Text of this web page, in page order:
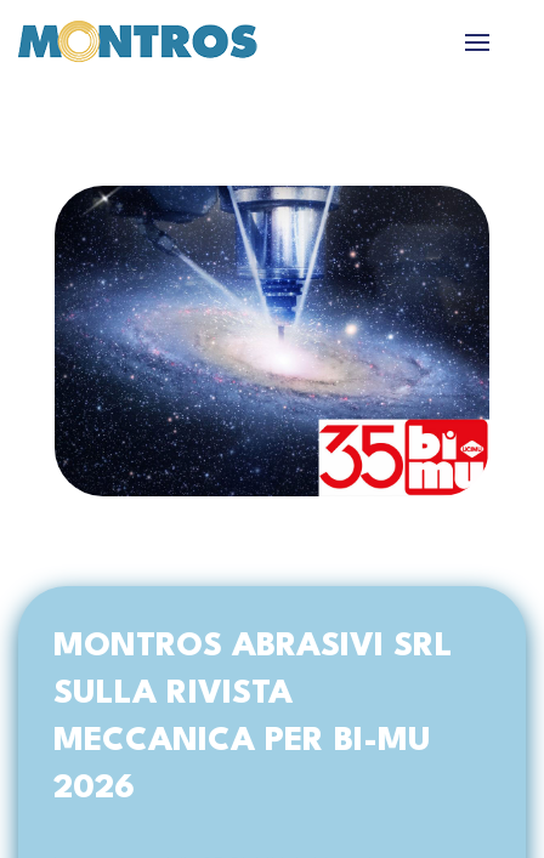
MONTROS ABRASIVI SRL
SULLA RIVISTA
MECCANICA PER BI-MU
2026